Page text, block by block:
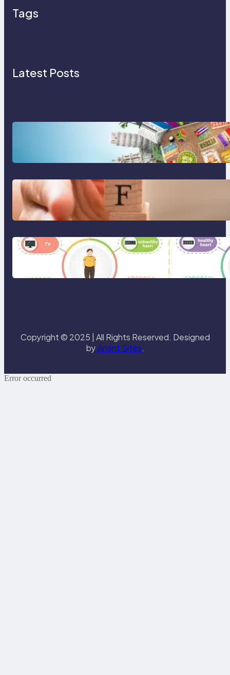
Tags
Latest Posts
Tren Traveling 2025: Liburan
Cerdas, Ramah Lingkungan, dan
Penuh Makna
Gaya Hidup Seimbang 2025:
Kesehatan Mental, Produktivitas,
dan Makna Hidup Baru
Gaya Hidup Sehat 2025: Antara
Tren, Teknologi, dan Kesadaran
Diri
Copyright © 2025 | All Rights Reserved. Designed
byAnant Sites.
Error occurred